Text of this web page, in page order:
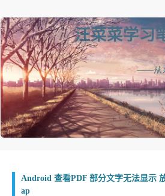
汪菜菜学习
——从
Android 查看PDF 部分文字无法显示
ap